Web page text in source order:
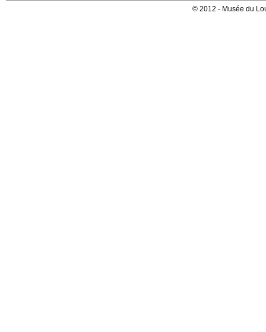
© 2012 - Musée du